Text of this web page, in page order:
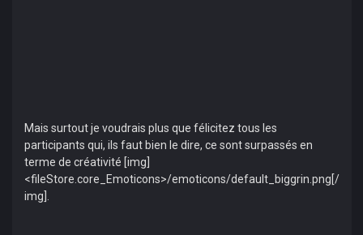
Mais surtout je voudrais plus que félicitez tous les
participants qui, ils faut bien le dire, ce sont surpassés en
terme de créativité [img]
<fileStore.core_Emoticons>/emoticons/default_biggrin.png[/
img].